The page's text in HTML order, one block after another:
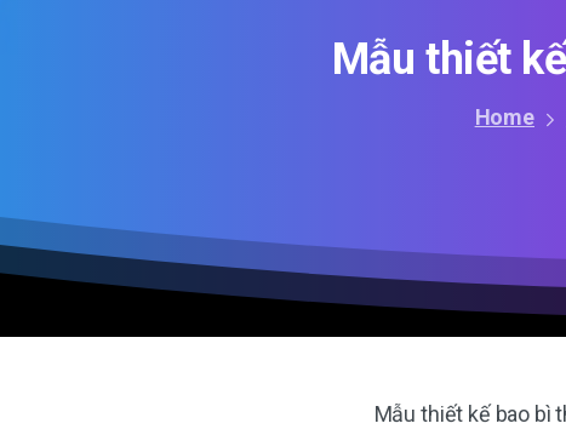
Mẫu thiết kế
Home
Mẫu thiết kế bao bì